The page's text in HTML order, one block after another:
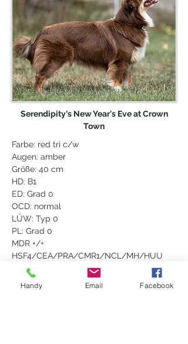
Serendipity's New Year's Eve at Crown
Town
Farbe: red tri c/w
Augen: amber
Größe: 40 cm
HD: B1
ED: Grad 0
OCD: normal
LÜW: Typ 0
PL: Grad 0
MDR +/+
HSF4/CEA/PRA/CMR1/NCL/MH/HUU
DM frei
Merle: m/m
Handy Email Facebook